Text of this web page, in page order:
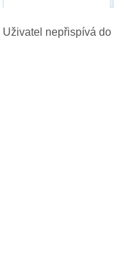
Uživatel nepřispívá do